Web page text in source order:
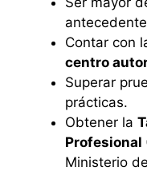
Contar con
centro
Superar
prácticas.
Obtener la
Profesional
Ministerio